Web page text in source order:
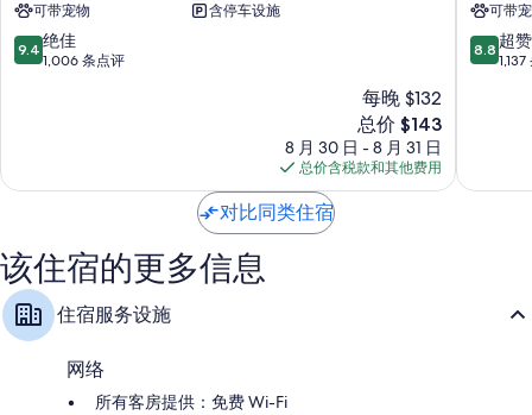
垃圾回收、冰箱和暖气
旅
馆
上
可带宠物
含停车设施
9.4
分，
1,006
评
9.4 绝佳
1,006 条点评
每晚 $132
新
价
格
$143
总价 $143
8 月 30 日 - 8 月 31 日
总价含税款和其他费用
酒
店
Gorham
可带
8.8
分，
1,137
8.8 超赞
对比同类住宿
该住宿的更多信息
住宿服务设施
网络
所有客房提供：免费 Wi-Fi